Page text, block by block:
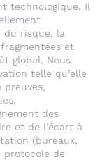
technologique. Il
du risque, la
et
global. Nous
telle qu’elle
preuves,
des
et de l’écart à
(bureaux,
protocole de